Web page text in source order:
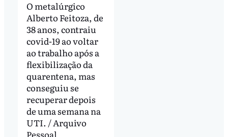
O metalúrgico
Alberto Feitoza, de
38 anos, contraiu
covid-19 ao voltar
ao trabalho após a
flexibilização da
quarentena, mas
conseguiu se
recuperar depois
de uma semana na
UTI. / Arquivo
Pessoal